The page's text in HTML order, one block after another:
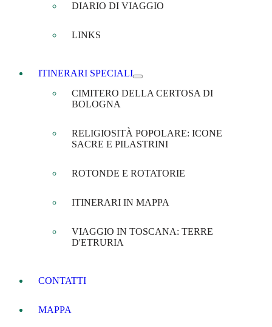
DIARIO DI VIAGGIO
LINKS
ITINERARI SPECIALI
CIMITERO DELLA CERTOSA DI
BOLOGNA
RELIGIOSITÀ POPOLARE: ICONE
SACRE E PILASTRINI
ROTONDE E ROTATORIE
ITINERARI IN MAPPA
VIAGGIO IN TOSCANA: TERRE
D'ETRURIA
CONTATTI
MAPPA